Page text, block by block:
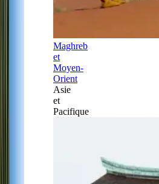
Maghreb
et
Moyen-
Orient
Asie
et
Pacifique